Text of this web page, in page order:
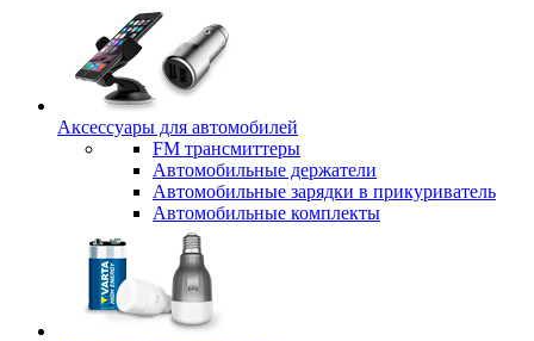
Аксессуары для автомобилей
FM трансмиттеры
Автомобильные держатели
Автомобильные зарядки в прикуриватель
Автомобильные комплекты